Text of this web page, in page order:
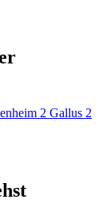
2 Gallus 2